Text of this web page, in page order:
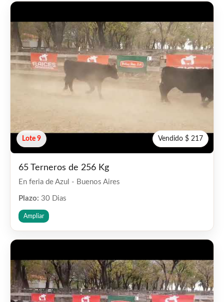
Lote 9 Vendido $ 217
65 Terneros de 256 Kg
En feria de Azul - Buenos Aires
Plazo: 30 Dias
Ampliar